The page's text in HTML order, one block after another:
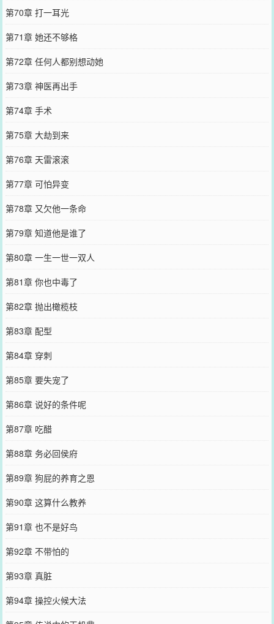
第70章 打一耳光
第71章 她还不够格
第72章 任何人都别想动她
第73章 神医再出手
第74章 手术
第75章 大劫到来
第76章 天雷滚滚
第77章 可怕异变
第78章 又欠他一条命
第79章 知道他是谁了
第80章 一生一世一双人
第81章 你也中毒了
第82章 抛出橄榄枝
第83章 配型
第84章 穿刺
第85章 要失宠了
第86章 说好的条件呢
第87章 吃醋
第88章 务必回侯府
第89章 狗屁的养育之恩
第90章 这算什么教养
第91章 也不是好鸟
第92章 不带怕的
第93章 真脏
第94章 操控火候大法